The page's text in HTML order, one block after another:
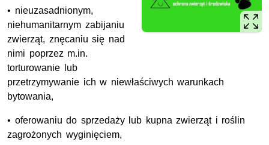
• nieuzasadnionym,
niehumanitarnym zabijaniu
zwierząt, znęcaniu się nad
nimi poprzez m.in.
torturowanie lub
przetrzymywanie ich w niewłaściwych warunkach
bytowania,
• oferowaniu do sprzedaży lub kupna zwierząt i roślin
zagrożonych wyginięciem,